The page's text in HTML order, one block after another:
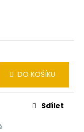
DO KOŠÍKU
Sdílet